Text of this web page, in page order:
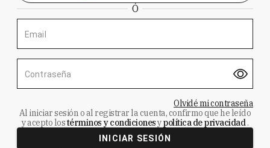
Ó
Email
Contraseña
Olvidé mi contraseña
Al iniciar sesión o al registrar la cuenta, confirmo que he leído
y acepto lostérminos y condicionesypolítica de privacidad.
INICIAR SESIÓN